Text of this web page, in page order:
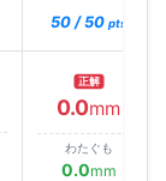
50 / 50 pts
正解
0.0mm
わたぐも
0.0mm